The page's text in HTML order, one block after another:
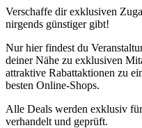
Verschaffe dir exklusiven
nirgends günstiger gibt!
Nur hier findest du
deiner Nähe zu exklusiven
attraktive Rabattaktionen zu
besten Online-Shops.
Alle Deals werden exklusiv
verhandelt und geprüft.